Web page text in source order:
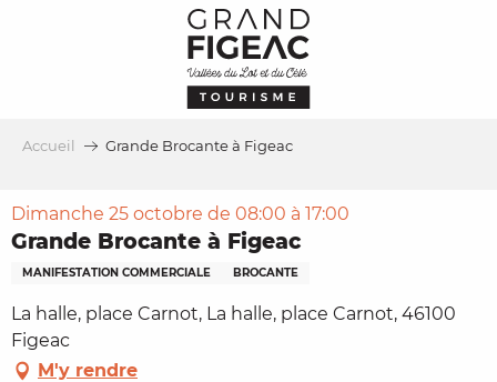
Accueil Grande Brocante à Figeac
Dimanche 25 octobre de 08:00 à 17:00
Grande Brocante à Figeac
MANIFESTATION COMMERCIALE BROCANTE
La halle, place Carnot, La halle, place Carnot, 46100
Figeac
M'y rendre